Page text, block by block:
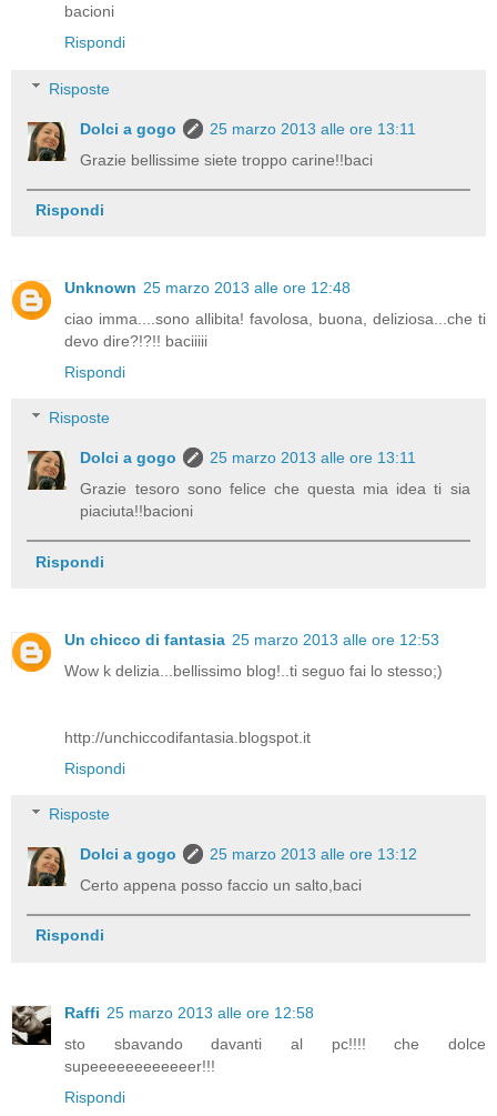
bacioni
Rispondi
Risposte
Dolci a gogo
25 marzo 2013 alle ore 13:11
Grazie bellissime siete troppo carine!!baci
Rispondi
Unknown 25 marzo 2013 alle ore 12:48
ciao imma....sono allibita! favolosa, buona, deliziosa...che ti
devo dire?!?!! baciiiii
Rispondi
Risposte
Dolci a gogo
25 marzo 2013 alle ore 13:11
Grazie tesoro sono felice che questa mia idea ti sia
piaciuta!!bacioni
Rispondi
Un chicco di fantasia 25 marzo 2013 alle ore 12:53
Wow k delizia...bellissimo blog!..ti seguo fai lo stesso;)
http://unchiccodifantasia.blogspot.it
Rispondi
Risposte
Dolci a gogo
25 marzo 2013 alle ore 13:12
Certo appena posso faccio un salto,baci
Rispondi
Raffi 25 marzo 2013 alle ore 12:58
sto sbavando davanti al pc!!!! che dolce
supeeeeeeeeeeeer!!!
Rispondi